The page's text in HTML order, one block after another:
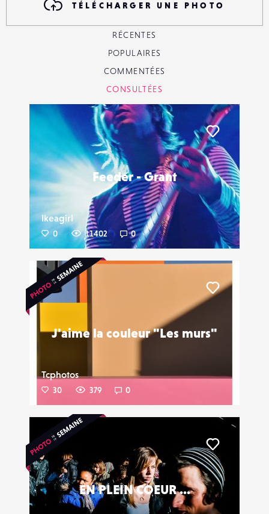
TÉLÉCHARGER UNE PHOTO
RÉCENTES
POPULAIRES
COMMENTÉES
CONSULTÉES
Feeder - Grant
Ikeagirl
0 11402 0
J'aime la couleur "Les murs"
Tcphotos
30 379 0
EN PLEIN COEUR ...